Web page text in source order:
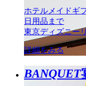
ホテルメイドギ
日用品まで
東京ディズニー
詳細をみる
BANQUET